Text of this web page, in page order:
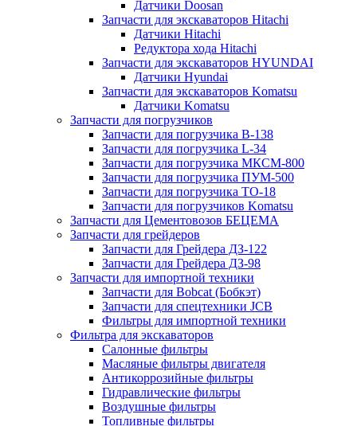
Датчики Doosan
Запчасти для экскаваторов Hitachi
Датчики Hitachi
Редуктора хода Hitachi
Запчасти для экскаваторов HYUNDAI
Датчики Hyundai
Запчасти для экскаваторов Komatsu
Датчики Komatsu
Запчасти для погрузчиков
Запчасти для погрузчика B-138
Запчасти для погрузчика L-34
Запчасти для погрузчика МКСМ-800
Запчасти для погрузчика ПУМ-500
Запчасти для погрузчика ТО-18
Запчасти для погрузчиков Komatsu
Запчасти для Цементовозов БЕЦЕМА
Запчасти для грейдеров
Запчасти для Грейдера ДЗ-122
Запчасти для Грейдера ДЗ-98
Запчасти для импортной техники
Запчасти для Bobcat (Бобкэт)
Запчасти для спецтехники JCB
Фильтры для импортной техники
Фильтра для экскаваторов
Салонные фильтры
Масляные фильтры двигателя
Антикоррозийные фильтры
Гидравлические фильтры
Воздушные фильтры
Топливные фильтры